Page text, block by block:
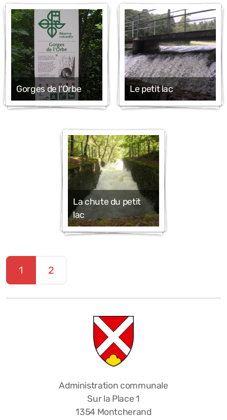
Gorges de l'Orbe Le petit lac
La chute du petit
lac
1 2
Administration communale
Sur la Place 1
1354 Montcherand
Culture et tourisme
Economie locale
Cantine de l’Abbaye des Volontaires
Buvette du Tennis-Club
Buvette du Football-Club
Congélateur communal
Enquêtes Publiques
Communiqués officiels